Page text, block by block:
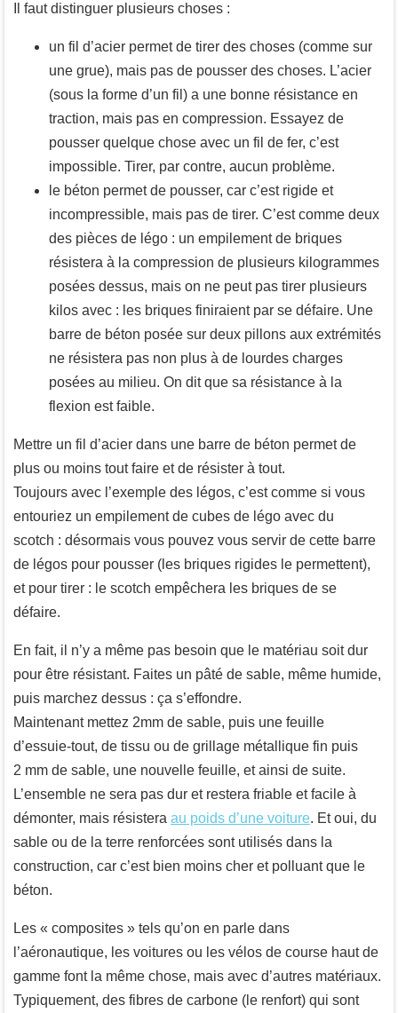
Il faut distinguer plusieurs choses :
un fil d’acier permet de tirer des choses (comme sur
une grue), mais pas de pousser des choses. L’acier
(sous la forme d’un fil) a une bonne résistance en
traction, mais pas en compression. Essayez de
pousser quelque chose avec un fil de fer, c’est
impossible. Tirer, par contre, aucun problème.
le béton permet de pousser, car c’est rigide et
incompressible, mais pas de tirer. C’est comme deux
des pièces de légo : un empilement de briques
résistera à la compression de plusieurs kilogrammes
posées dessus, mais on ne peut pas tirer plusieurs
kilos avec : les briques finiraient par se défaire. Une
barre de béton posée sur deux pillons aux extrémités
ne résistera pas non plus à de lourdes charges
posées au milieu. On dit que sa résistance à la
flexion est faible.
Mettre un fil d’acier dans une barre de béton permet de
plus ou moins tout faire et de résister à tout.
Toujours avec l’exemple des légos, c’est comme si vous
entouriez un empilement de cubes de légo avec du
scotch : désormais vous pouvez vous servir de cette barre
de légos pour pousser (les briques rigides le permettent),
et pour tirer : le scotch empêchera les briques de se
défaire.
En fait, il n’y a même pas besoin que le matériau soit dur
pour être résistant. Faites un pâté de sable, même humide,
puis marchez dessus : ça s’effondre.
Maintenant mettez 2mm de sable, puis une feuille
d’essuie-tout, de tissu ou de grillage métallique fin puis
2 mm de sable, une nouvelle feuille, et ainsi de suite.
L’ensemble ne sera pas dur et restera friable et facile à
démonter, mais résistera au poids d’une voiture. Et oui, du
sable ou de la terre renforcées sont utilisés dans la
construction, car c’est bien moins cher et polluant que le
béton.
Les « composites » tels qu’on en parle dans
l’aéronautique, les voitures ou les vélos de course haut de
gamme font la même chose, mais avec d’autres matériaux.
Typiquement, des fibres de carbone (le renfort) qui sont